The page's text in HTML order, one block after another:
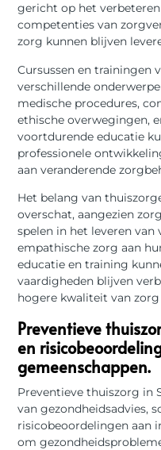
gericht op het
competenties van
zorg kunnen blijven
Cursussen en trainingen
verschillende
medische procedures,
ethische overwegingen,
voortdurende educatie
professionele
aan veranderende
Het belang van
overschat, aangezien
spelen in het leveren van
empathische zorg aan
educatie en training
vaardigheden blijven
hogere kwaliteit van
Preventieve
en
gemeenschappen.
Preventieve thuiszorg in
van gezondheidsadvies,
risicobeoordelingen aan
om